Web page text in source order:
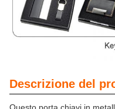
Descrizione del